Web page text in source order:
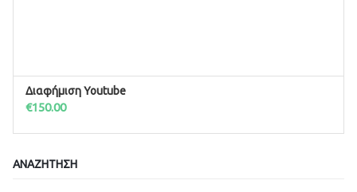
Διαφήμιση Youtube
€150.00
ΑΝΑΖΉΤΗΣΗ